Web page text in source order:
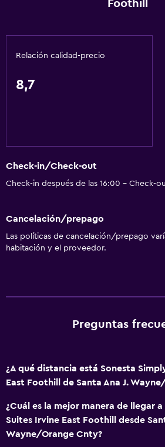
Cámaras CCTV en zonas comunes
Centro de negocios
Check-out exprés
Recepción 24 horas
Accesibilidad y adecuación
Mascotas permitidas bajo consulta
extra)
Accesibilidad
Ascensor
Foothill
Relación calidad-precio
8,7
Check-in/Check-out
Check-in después de las 16:00 - Check-
Cancelación/prepago
Las políticas de cancelación/prepago
habitación y el proveedor.
Preguntas
¿A qué distancia está Sonesta
East Foothill de Santa Ana J.
¿Cuál es la mejor manera de llegar
Suites Irvine East Foothill desde
Wayne/Orange Cnty?